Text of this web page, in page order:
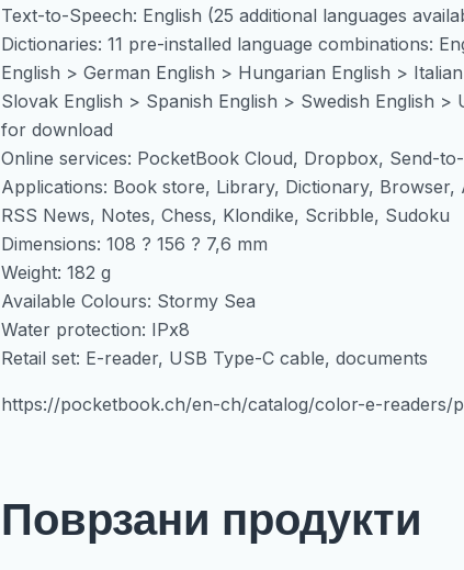
Text-to-Speech: English (25 additional languages
Dictionaries: 11 pre-installed language combinations:
English > German English > Hungarian English >
Slovak English > Spanish English > Swedish English
for download
Online services: PocketBook Cloud, Dropbox, Send-
Applications: Book store, Library, Dictionary,
RSS News, Notes, Chess, Klondike, Scribble, Sudoku
Dimensions: 108 ? 156 ? 7,6 mm
Weight: 182 g
Available Colours: Stormy Sea
Water protection: IPx8
Retail set: E-reader, USB Type-C cable, documents
https://pocketbook.ch/en-ch/catalog/color-e-
Поврзани продукти